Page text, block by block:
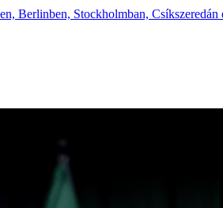
Berlinben, Stockholmban, Csíkszeredán